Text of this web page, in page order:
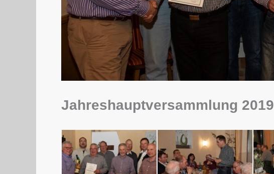
Jahreshauptversammlung 2019